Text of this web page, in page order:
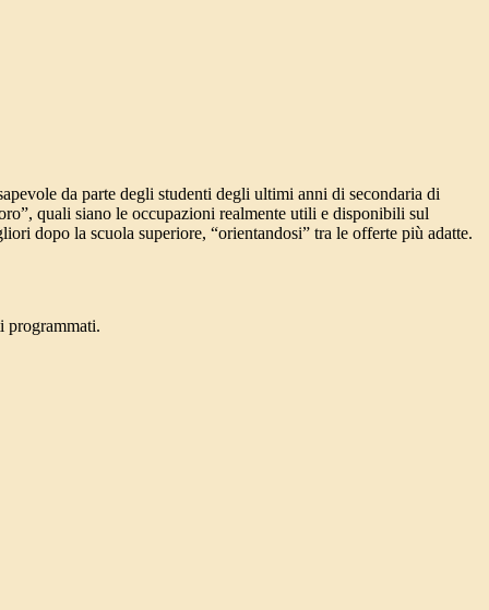
da parte degli studenti degli ultimi anni di secondaria di
quali siano le occupazioni realmente utili e disponibili sul
dopo la scuola superiore, “orientandosi” tra le offerte più adatte.
programmati.